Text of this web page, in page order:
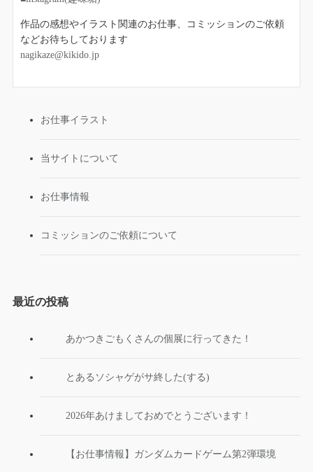
作品の感想やイラスト関連のお仕事、コミッションのご依頼
などお待ちしております
nagikaze@kikido.jp
お仕事イラスト
当サイトについて
お仕事情報
コミッションのご依頼について
最近の投稿
あかつきごもくさんの個展に行ってきた！
とあるソシャゲがサ終した(する)
2026年あけましておめでとうございます！
【お仕事情報】ガンダムカードゲーム第2弾環境